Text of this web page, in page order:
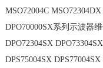
MSO72004C
DPO70000SX系列示波器维
DPO72304SX
DPS75004SX DPS77004SX